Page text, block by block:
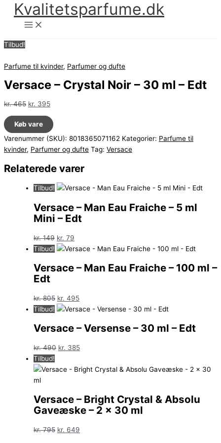
Kvalitetsparfume.dk
Tilbud!
Parfume til kvinder, Parfumer og dufte
Versace – Crystal Noir – 30 ml – Edt
kr.465 Den
oprindelige
pris
var:
kr. 465.
kr. 395Den
pris
er:
kr. 395.
Køb vare
Varenummer (SKU): 8018365071162 Kategorier: Parfume til
kvinder, Parfumer og dufte Tag: Versace
Relaterede varer
Tilbud!
Versace – Man Eau Fraiche – 5 ml
Mini – Edt
kr.149 Den
oprindelige
var:
kr. 79
aktuelle
er:
Tilbud!
Versace – Man Eau Fraiche – 100 ml –
Edt
kr.805 Den
oprindelige
var:
kr. 495Den
aktuelle
er:
Tilbud!
Versace – Versense – 30 ml – Edt
kr.490 Den
pris
kr. 385Den
pris
Tilbud!
Versace – Bright Crystal & Absolu
Gaveæske – 2 x 30 ml
kr.795 Den
kr. 649